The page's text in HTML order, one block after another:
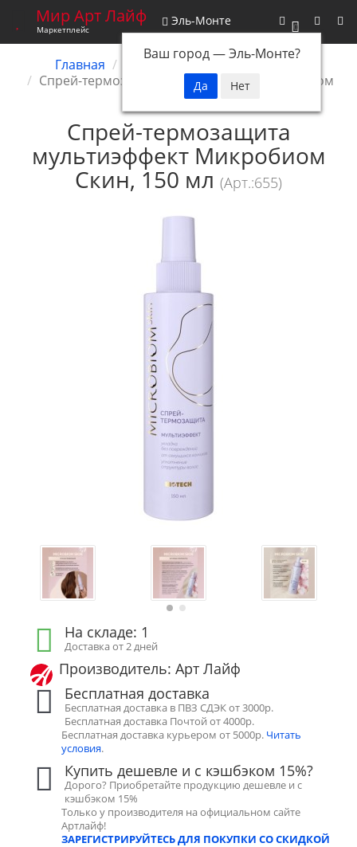
0
Мир Арт Лайф
Маркетплейс
Эль-Монте
Ваш город —Эль-Монте?
Главная Косметика
Microbiom Skin
Спрей-термозащита мультиэффект Микробиом
Скин, 150 мл
Спрей-термозащита
мультиэффект Микробиом
Скин, 150 мл (Арт.:655)
На складе: 1
Доставка от 2 дней
Производитель: Арт Лайф
Бесплатная доставка
Бесплатная доставка в ПВЗ СДЭК от 3000р.
Бесплатная доставка Почтой от 4000р.
Бесплатная доставка курьером от 5000р. Читать
условия.
Купить дешевле и с кэшбэком 15%?
Дорого? Приобретайте продукцию дешевле и с
кэшбэком 15%
Только у производителя на официальном сайте
Артлайф!
ЗАРЕГИСТРИРУЙТЕСЬ ДЛЯ ПОКУПКИ СО СКИДКОЙ